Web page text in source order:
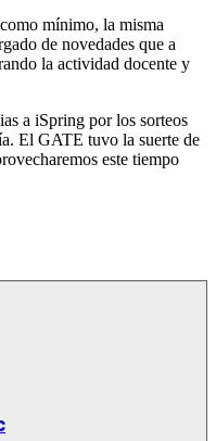
mínimo, la misma
de novedades que a
la actividad docente y
a iSpring por los sorteos
El GATE tuvo la suerte de
este tiempo